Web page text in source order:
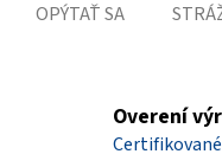
OPÝTAŤ SA
Overení